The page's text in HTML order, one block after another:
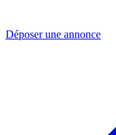
Déposer une annonce